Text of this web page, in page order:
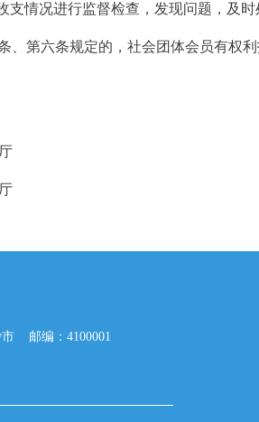
情况进行监督检查，发现问题，及时
、第六条规定的，社会团体会员有权
市 邮编：4100001